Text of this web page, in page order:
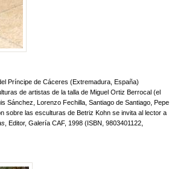
Príncipe de Cáceres (Extremadura, España)
de artistas de la talla de Miguel Ortiz Berrocal (el
Sánchez, Lorenzo Fechilla, Santiago de Santiago, Pepe
sobre las esculturas de Betriz Kohn se invita al lector a
, Editor, Galería CAF, 1998 (ISBN, 9803401122,